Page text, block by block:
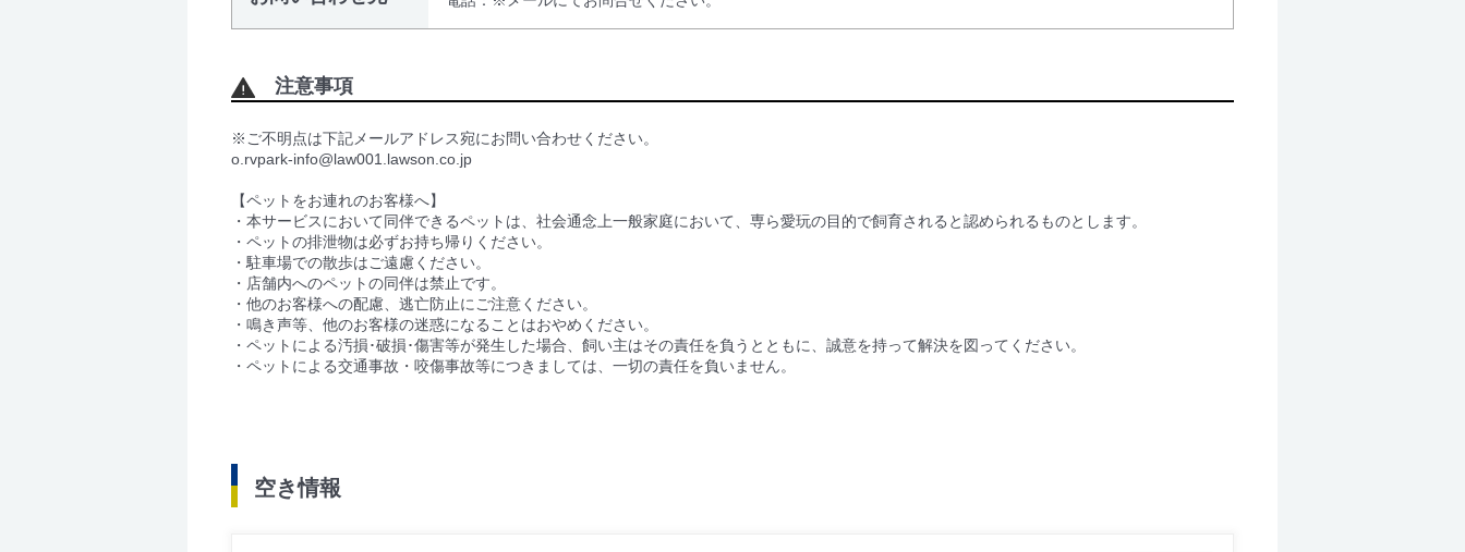
注意事項
※ご不明点は下記メールアドレス宛にお問い合わせください。
o.rvpark-info@law001.lawson.co.jp
【ペットをお連れのお客様へ】
・本サービスにおいて同伴できるペットは、社会通念上一般家庭において、専ら愛玩の目的で飼育されると認められるものとします。
・ペットの排泄物は必ずお持ち帰りください。
・駐車場での散歩はご遠慮ください。
・店舗内へのペットの同伴は禁止です。
・他のお客様への配慮、逃亡防止にご注意ください。
・鳴き声等、他のお客様の迷惑になることはおやめください。
・ペットによる汚損･破損･傷害等が発生した場合、飼い主はその責任を負うとともに、誠意を持って解決を図ってください。
・ペットによる交通事故・咬傷事故等につきましては、一切の責任を負いません。
空き情報